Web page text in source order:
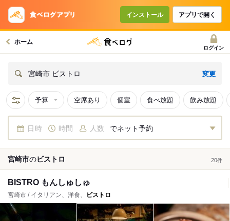
インストール アプリで開く
ホーム
ログイン
宮崎市 ビストロ 変更
予算 空席あり 個室 食べ放題 飲み放題
日時 時間 人数 でネット予約
宮崎市のビストロ 20件
BISTRO もんしゅしゅ
宮崎市 / イタリアン、洋食、 ビストロ